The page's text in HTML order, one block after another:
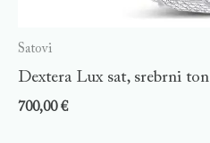
Satovi
Dextera Lux sat, srebrni ton
700,00€